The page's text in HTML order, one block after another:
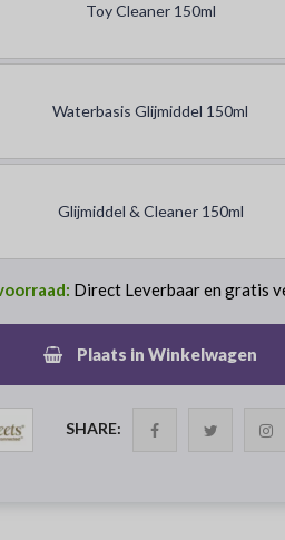
Toy Cleaner 150ml
Waterbasis Glijmiddel 150ml
Glijmiddel & Cleaner 150ml
Direct Leverbaar en gratis
Plaats in Winkelwagen
SHARE: